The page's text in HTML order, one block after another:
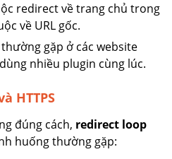
redirect về trang chủ trong
về URL gốc.
gặp ở các website
nhiều plugin cùng lúc.
HTTPS
đúng cách, redirect loop
huống thường gặp: